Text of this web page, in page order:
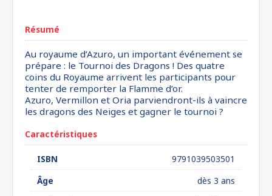
Résumé
Au royaume d’Azuro, un important événement se
prépare : le Tournoi des Dragons ! Des quatre
coins du Royaume arrivent les participants pour
tenter de remporter la Flamme d’or.
Azuro, Vermillon et Oria parviendront-ils à vaincre
les dragons des Neiges et gagner le tournoi ?
Caractéristiques
ISBN
9791039503501
Âge
dès 3 ans